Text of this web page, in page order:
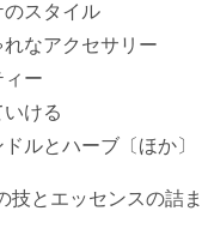
のスタイル
れなアクセサリー
ィー
いける
ドルとハーブ〔ほか〕
技とエッセンスの詰